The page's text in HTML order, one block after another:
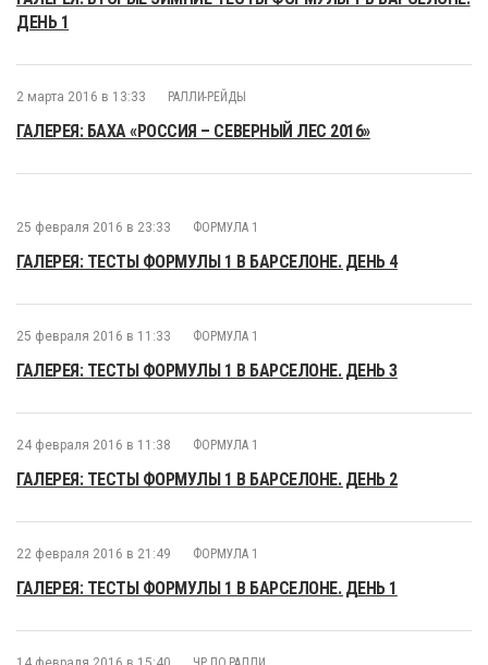
ДЕНЬ 1
2 марта 2016 в 13:33 РАЛЛИ-РЕЙДЫ
ГАЛЕРЕЯ: БАХА «РОССИЯ – СЕВЕРНЫЙ ЛЕС 2016»
25 февраля 2016 в 23:33 ФОРМУЛА 1
ГАЛЕРЕЯ: ТЕСТЫ ФОРМУЛЫ 1 В БАРСЕЛОНЕ. ДЕНЬ 4
25 февраля 2016 в 11:33 ФОРМУЛА 1
ГАЛЕРЕЯ: ТЕСТЫ ФОРМУЛЫ 1 В БАРСЕЛОНЕ. ДЕНЬ 3
24 февраля 2016 в 11:38 ФОРМУЛА 1
ГАЛЕРЕЯ: ТЕСТЫ ФОРМУЛЫ 1 В БАРСЕЛОНЕ. ДЕНЬ 2
22 февраля 2016 в 21:49 ФОРМУЛА 1
ГАЛЕРЕЯ: ТЕСТЫ ФОРМУЛЫ 1 В БАРСЕЛОНЕ. ДЕНЬ 1